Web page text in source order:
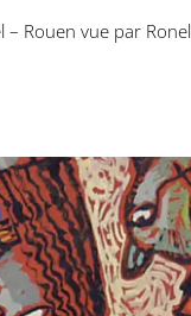
– Rouen vue par Ronel